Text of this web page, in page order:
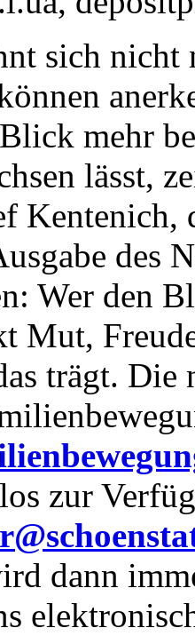
sich nicht
mehr
lässt,
des
Wer den
Mut,
trägt. Die
zur
dann